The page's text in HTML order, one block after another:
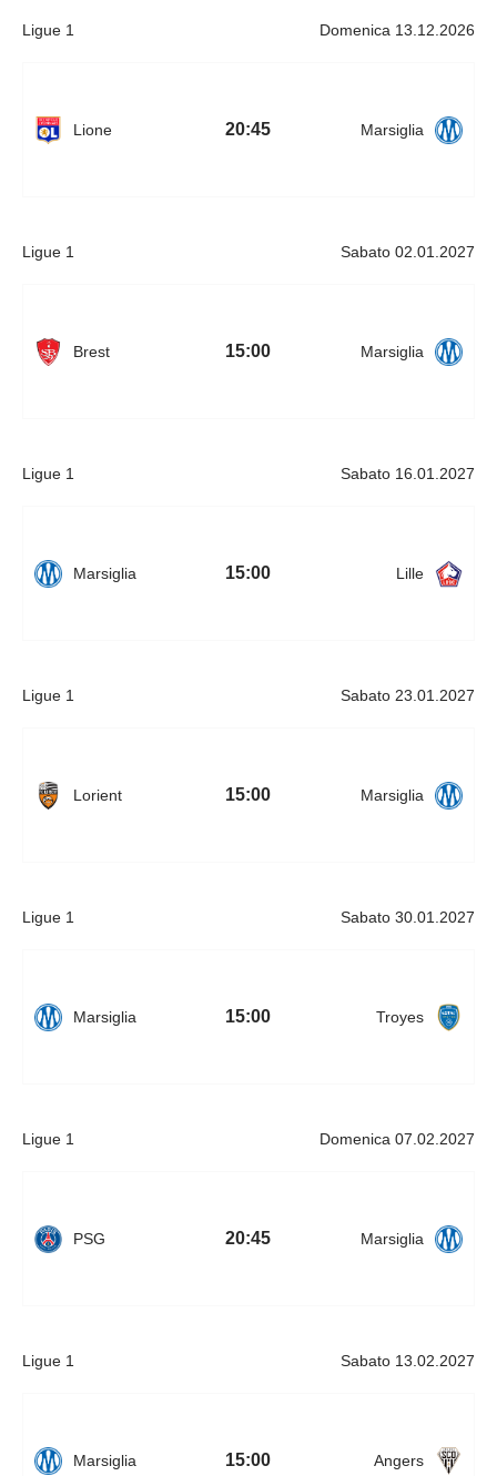
Ligue 1 Domenica 13.12.2026
Lione 20:45 Marsiglia
Ligue 1 Sabato 02.01.2027
Brest 15:00 Marsiglia
Ligue 1 Sabato 16.01.2027
Marsiglia 15:00 Lille
Ligue 1 Sabato 23.01.2027
Lorient 15:00 Marsiglia
Ligue 1 Sabato 30.01.2027
Marsiglia 15:00 Troyes
Ligue 1 Domenica 07.02.2027
PSG 20:45 Marsiglia
Ligue 1 Sabato 13.02.2027
Marsiglia 15:00 Angers